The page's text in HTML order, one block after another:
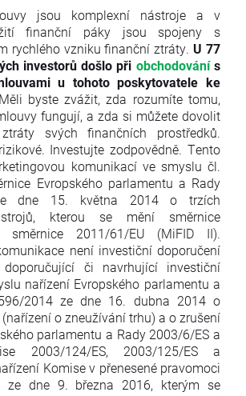
jsou komplexní nástroje a v
finanční páky jsou spojeny s
rychlého vzniku finanční ztráty. U 77
investorů došlo při obchodovánís
u tohoto poskytovatele ke
byste zvážit, zda rozumíte tomu,
fungují, a zda si můžete dovolit
svých finančních prostředků.
Investujte zodpovědně. Tento
komunikací ve smyslu čl.
Evropského parlamentu a Rady
dne 15. května 2014 o trzích
kterou se mění směrnice
směrnice 2011/61/EU (MiFID II).
není investiční doporučení
či navrhující investiční
nařízení Evropského parlamentu a
2014 ze dne 16. dubna 2014 o
o zneužívání trhu) a o zrušení
parlamentu a Rady 2003/6/ES a
2003/124/ES, 2003/125/ES a
Komise v přenesené pravomoci
ze dne 9. března 2016, kterým se